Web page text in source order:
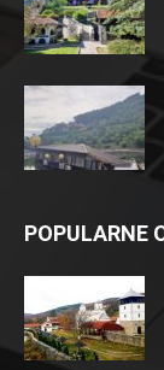
POPULARNE